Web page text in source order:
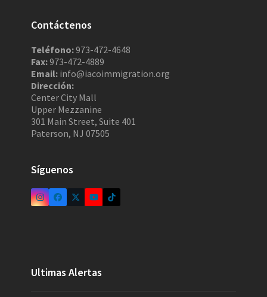
Contáctenos
Teléfono:973-472-4648
Fax:973-472-4889
Email: info@iacoimmigration.org
Dirección:
Center City Mall
Upper Mezzanine
301 Main Street, Suite 401
Paterson, NJ 07505
Síguenos
Ultimas Alertas